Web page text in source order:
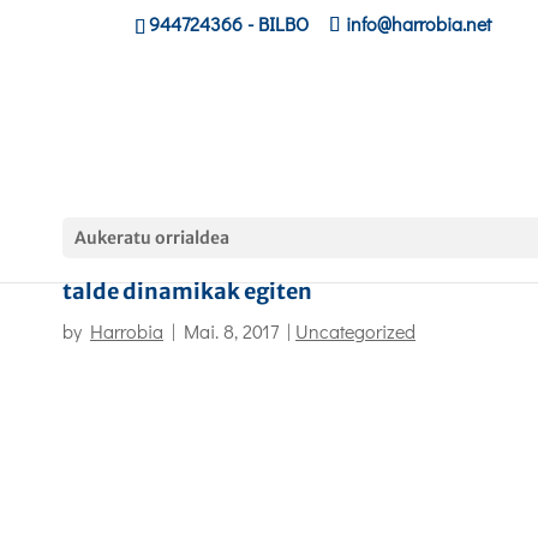
944724366- BILBO info@harrobia.net
Aukeratu orrialdea
talde dinamikak egiten
by Harrobia | Mai. 8, 2017 | Uncategorized